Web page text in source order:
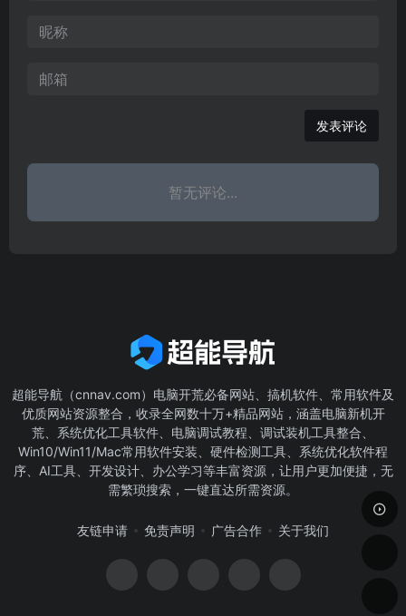
发表评论
暂无评论...
超能导航（cnnav.com）电脑开荒必备网站、搞机软件、常用软件及
优质网站资源整合，收录全网数十万+精品网站，涵盖电脑新机开
荒、系统优化工具软件、电脑调试教程、调试装机工具整合、
Win10/Win11/Mac常用软件安装、硬件检测工具、系统优化软件程
序、AI工具、开发设计、办公学习等丰富资源，让用户更加便捷，无
需繁琐搜索，一键直达所需资源。
友链申请 免责声明 广告合作 关于我们